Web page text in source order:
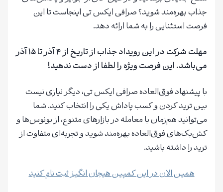
جذاب بهره‌مند شوید؟ صرافی ایکس تی اینجاست تا این
فرصت استثنایی را به شما ارائه دهد.
مهلت شرکت در این رویداد جذاب از تاریخ از ۴ آذر تا ۱۵ آذر
می‌باشد. این فرصت ویژه را لطفا از دست ندهید!
با پیشنهاد فوق‌العاده صرافی ایکس تی، دیگر نیازی نیست
بین ترید کردن و کسب پاداش یکی را انتخاب کنید. شما
می‌توانید هم‌زمان با معامله در بازارهای متنوع، از بونوس‌ها و
کش‌بک‌های فوق‌العاده بهره‌مند شوید و تجربه‌ای متفاوت از
ترید را داشته باشید.
همین الان در این کمپین هیجان انگیز ثبت نام کنید